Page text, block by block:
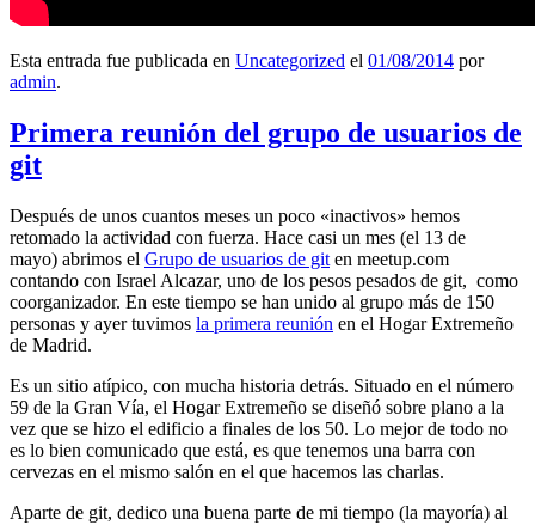
Esta entrada fue publicada en Uncategorized el 01/08/2014 por
admin.
Primera reunión del grupo de usuarios de
git
Después de unos cuantos meses un poco «inactivos» hemos
retomado la actividad con fuerza. Hace casi un mes (el 13 de
mayo) abrimos el Grupo de usuarios de git en meetup.com
contando con Israel Alcazar, uno de los pesos pesados de git, como
coorganizador. En este tiempo se han unido al grupo más de 150
personas y ayer tuvimos la primera reunión en el Hogar Extremeño
de Madrid.
Es un sitio atípico, con mucha historia detrás. Situado en el número
59 de la Gran Vía, el Hogar Extremeño se diseñó sobre plano a la
vez que se hizo el edificio a finales de los 50. Lo mejor de todo no
es lo bien comunicado que está, es que tenemos una barra con
cervezas en el mismo salón en el que hacemos las charlas.
Aparte de git, dedico una buena parte de mi tiempo (la mayoría) al